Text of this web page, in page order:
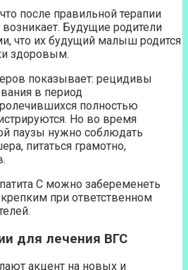
после правильной терапии
Будущие родители
что их будущий малыш родится
здоровым.
показывает: рецидивы
в период
полностью
Но во время
паузы нужно соблюдать
питаться грамотно,
С можно забеременеть
при ответственном
для лечения ВГС
акцент на новых и